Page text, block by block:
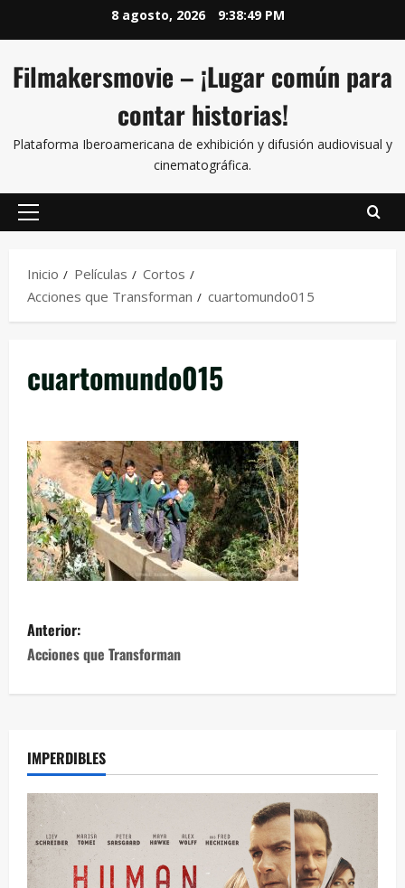
8 agosto, 2026 9:38:49 PM
Filmakersmovie – ¡Lugar común para
contar historias!
Plataforma Iberoamericana de exhibición y difusión audiovisual y
cinematográfica.
Inicio Películas
Cortos
Acciones que Transforman
cuartomundo015
cuartomundo015
Anterior:
Acciones que Transforman
IMPERDIBLES